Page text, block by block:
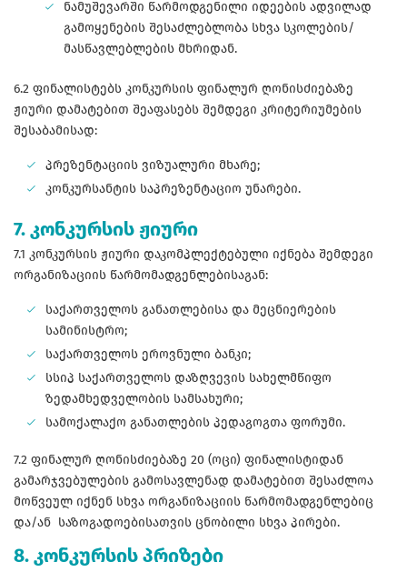
ნამუშევარში წარმოდგენილი იდეების ადვილად
გამოყენების შესაძლებლობა სხვა სკოლების/
მასწავლებლების მხრიდან.
6.2 ფინალისტებს კონკურსის ფინალურ ღონისძიებაზე
ჟიური დამატებით შეაფასებს შემდეგი კრიტერიუმების
შესაბამისად:
პრეზენტაციის ვიზუალური მხარე;
კონკურსანტის საპრეზენტაციო უნარები.
7. კონკურსის ჟიური
7.1 კონკურსის ჟიური დაკომპლექტებული იქნება შემდეგი
ორგანიზაციის წარმომადგენლებისაგან:
საქართველოს განათლებისა და მეცნიერების
სამინისტრო;
საქართველოს ეროვნული ბანკი;
სსიპ საქართველოს დაზღვევის სახელმწიფო
ზედამხედველობის სამსახური;
სამოქალაქო განათლების პედაგოგთა ფორუმი.
7.2 ფინალურ ღონისძიებაზე 20 (ოცი) ფინალისტიდან
გამარჯვებულების გამოსავლენად დამატებით შესაძლოა
მოწვეულ იქნენ სხვა ორგანიზაციის წარმომადგენლებიც
და/ან საზოგადოებისათვის ცნობილი სხვა პირები.
8. კონკურსის პრიზები